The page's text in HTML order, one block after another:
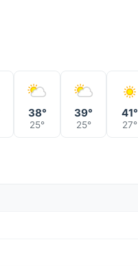
38°
25°
39°
25°
41°
27°